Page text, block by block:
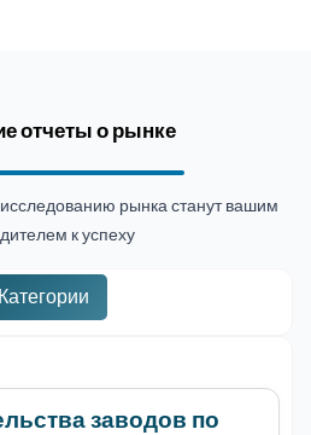
отчеты о рынке
рынка станут вашим
к успеху
Категории
заводов по